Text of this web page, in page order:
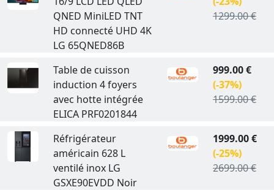
QNED MiniLED TNT
HD connecté UHD 4K
LG 65QNED86B
1299.00 €
Table de cuisson
induction 4 foyers
avec hotte intégrée
ELICA PRF0201844
999.00 €
(-37%)
1599.00 €
Réfrigérateur
américain 628 L
ventilé inox LG
GSXE90EVDD Noir
1999.00 €
(-25%)
2699.00 €